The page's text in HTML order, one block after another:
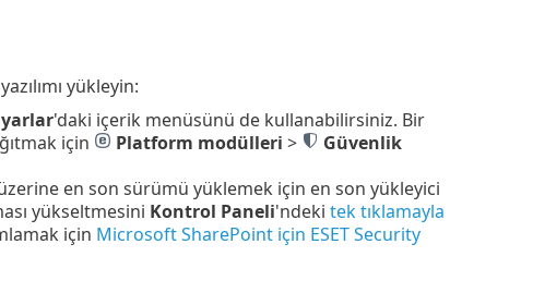
yükleyin:
'daki içerik menüsünü de kullanabilirsiniz. Bir
için
Platform modülleri >
Güvenlik
en son sürümü yüklemek için en son yükleyici
yükseltmesini Kontrol Paneli'ndeki tek tıklamayla
için Microsoft SharePoint için ESET Security